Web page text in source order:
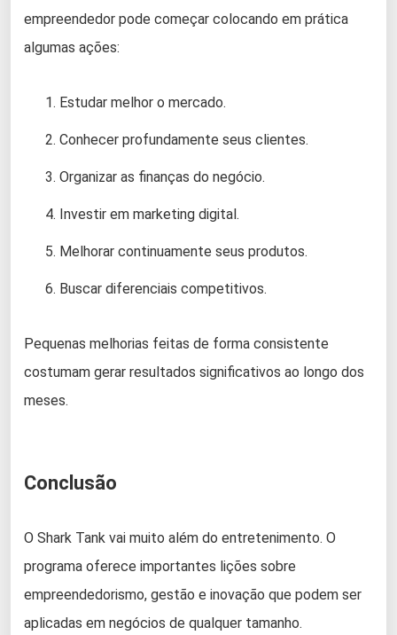
empreendedor pode começar colocando em prática
algumas ações:
Estudar melhor o mercado.
Conhecer profundamente seus clientes.
Organizar as finanças do negócio.
Investir em marketing digital.
Melhorar continuamente seus produtos.
Buscar diferenciais competitivos.
Pequenas melhorias feitas de forma consistente
costumam gerar resultados significativos ao longo dos
meses.
Conclusão
O Shark Tank vai muito além do entretenimento. O
programa oferece importantes lições sobre
empreendedorismo, gestão e inovação que podem ser
aplicadas em negócios de qualquer tamanho.